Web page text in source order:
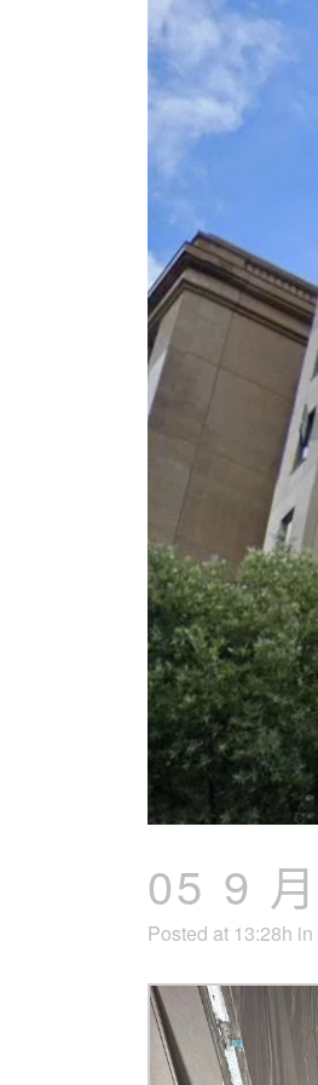
05 9 月
Posted at 13:28h in